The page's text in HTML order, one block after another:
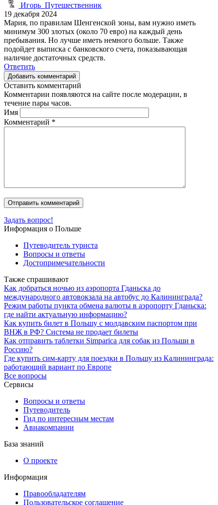
Игорь_Путешественник
19 декабря 2024
Мария, по правилам Шенгенской зоны, вам нужно иметь
минимум 300 злотых (около 70 евро) на каждый день
пребывания. Но лучше иметь немного больше. Также
подойдет выписка с банковского счета, показывающая
наличие достаточных средств.
Ответить
Добавить комментарий
Оставить комментарий
Комментарии появляются на сайте после модерации, в
течение пары часов.
Имя
Комментарий *
Задать вопрос!
Информация о Польше
Путеводитель туриста
Вопросы и ответы
Достопримечательности
Также спрашивают
Как добраться ночью из аэропорта Гданьска до
международного автовокзала на автобус до Калининграда?
Режим работы пункта обмена валюты в аэропорту Гданьска:
где найти актуальную информацию?
Как купить билет в Польшу с молдавским паспортом при
ВНЖ в РФ? Система не продает билеты
Как отправить таблетки Simparica для собак из Польши в
Россию?
Где купить сим-карту для поездки в Польшу из Калининграда:
работающий вариант по Европе
Все вопросы
Сервисы
Вопросы и ответы
Путеводитель
Гид по интересным местам
Авиакомпании
База знаний
О проекте
Информация
Правообладателям
Пользовательское соглашение